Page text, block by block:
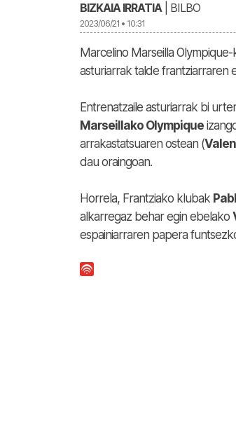
BIZKAIA IRRATIA| BILBO
2023/06/21 • 10:31
Marcelino Marseilla
asturiarrak talde frantziarraren
Entrenatzaile asturiarrak bi
Marseillako Olympique
arrakastatsuaren ostean (
dau oraingoan.
Horrela, Frantziako klubak
alkarregaz behar egin ebelako
espainiarraren papera